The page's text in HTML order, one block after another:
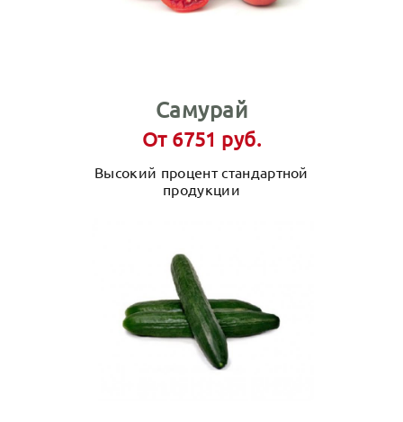
Самурай
От 6751 руб.
Высокий процент стандартной
продукции